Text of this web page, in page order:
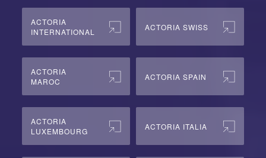
ACTORIA
INTERNATIONAL
ACTORIA SWISS
ACTORIA
MAROC
ACTORIA SPAIN
ACTORIA
LUXEMBOURG
ACTORIA ITALIA